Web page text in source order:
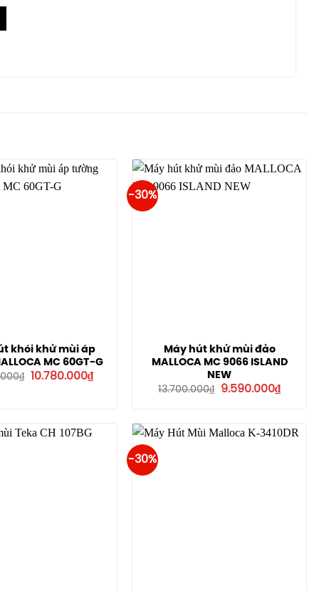
khói khử mùi áp
MC 60GT-G
₫ Giá
10.780.000₫Giá
hiện
-30%
Máy hút khử mùi đảo
MALLOCA MC 9066 ISLAND
NEW
13.700.000₫
Giá
9.590.000₫Giá
hiện
-30%